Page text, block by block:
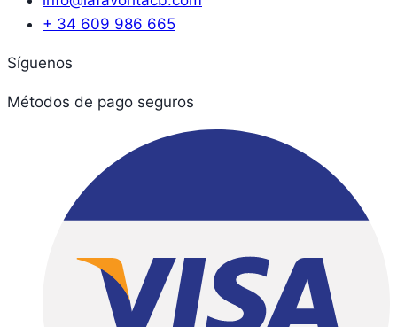
+ 34 609 986 665
Síguenos
Métodos de pago seguros